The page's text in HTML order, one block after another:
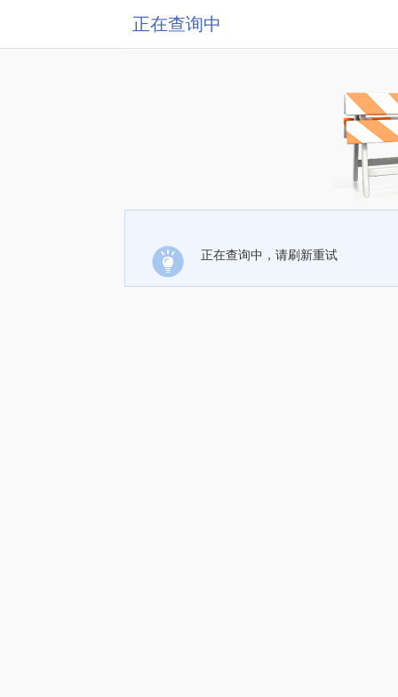
正在查询中
正在查询中，请刷新重试